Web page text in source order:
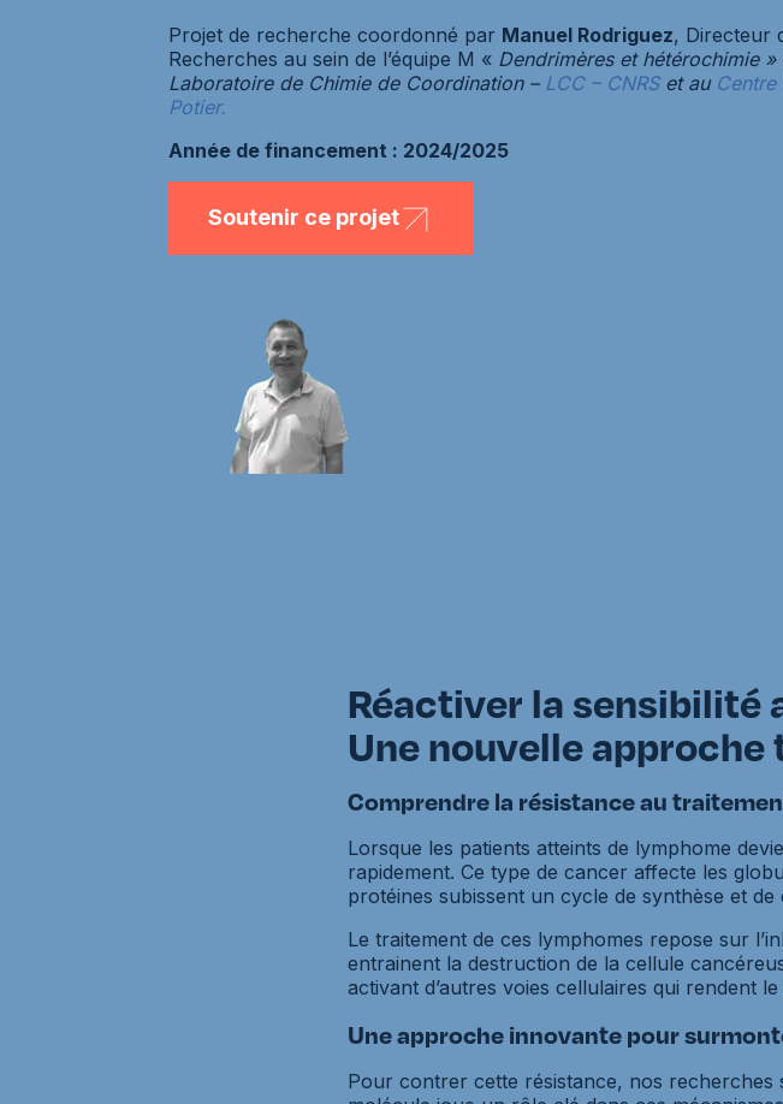
Projet de recherche coordonné par Manuel Rodriguez, Directeur
Recherches au sein de l’équipe M « Dendrimères et hétérochimie »
Laboratoire de Chimie de Coordination – LCC – CNRSet au Centre
Potier.
Année de financement : 2024/2025
Soutenir ce projet
Réactiver la sensibilité
Une nouvelle
Comprendre la résistance au
Lorsque les patients atteints de lymphome
rapidement. Ce type de cancer affecte les
protéines subissent un cycle de synthèse et
Le traitement de ces lymphomes repose sur
entrainent la destruction de la cellule
activant d’autres voies cellulaires qui rendent
Une approche innovante pour
Pour contrer cette résistance, nos recherches